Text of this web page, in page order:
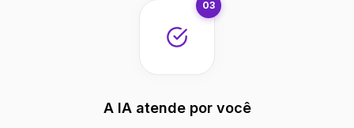
03
A IA atende por você